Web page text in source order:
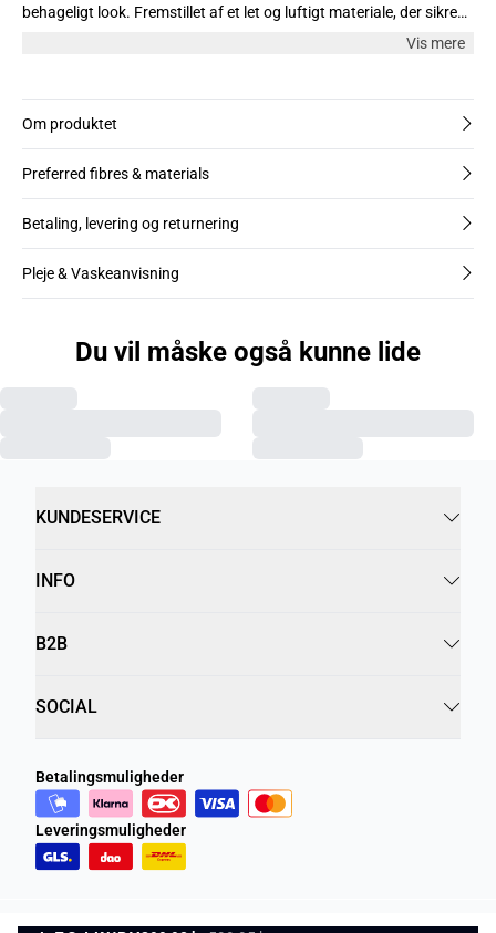
behageligt look. Fremstillet af et let og luftigt materiale, der sikrer
komfort hele dagen. Perfekt til både hverdagsbrug og festligeVis mere
Om produktet
Preferred fibres & materials
Betaling, levering og returnering
Pleje & Vaskeanvisning
Du vil måske også kunne lide
KUNDESERVICE
INFO
B2B
SOCIAL
Betalingsmuligheder
Leveringsmuligheder